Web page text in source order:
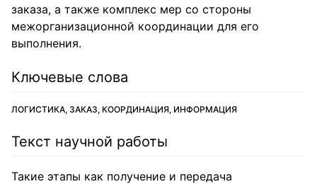
заказа, а также комплекс мер со стороны
межорганизационной координации для его
выполнения.
Ключевые слова
ЛОГИСТИКА, ЗАКАЗ, КООРДИНАЦИЯ, ИНФОРМАЦИЯ
Текст научной работы
Такие этапы как получение и передача